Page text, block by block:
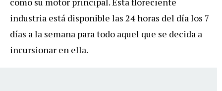
industria está disponible las 24 horas del día los 7
días a la semana para todo aquel que se decida a
incursionar en ella.